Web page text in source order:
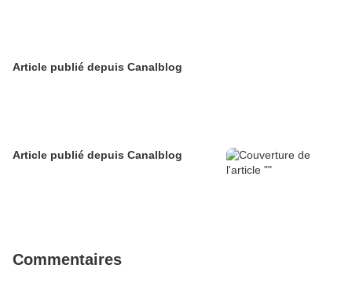
Article publié depuis Canalblog
Article publié depuis Canalblog
Commentaires